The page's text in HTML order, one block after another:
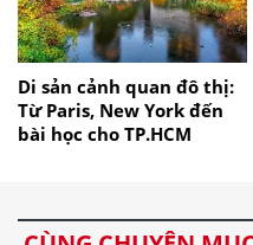
Di sản cảnh quan đô thị:
Từ Paris, New York đến
bài học cho TP.HCM